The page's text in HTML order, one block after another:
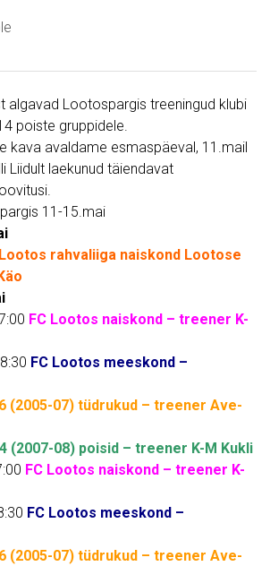
algavad Lootospargis treeningud klubi
poiste gruppidele.
kava avaldame esmaspäeval, 11.mail
Liidult laekunud täiendavat
11-15.mai
rahvaliiga naiskond Lootose
FC Lootos naiskond – treener K-
FC Lootos meeskond –
(2005-07) tüdrukud – treener Ave-
(2007-08) poisid – treener K-M Kukli
FC Lootos naiskond – treener K-
FC Lootos meeskond –
(2005-07) tüdrukud – treener Ave-